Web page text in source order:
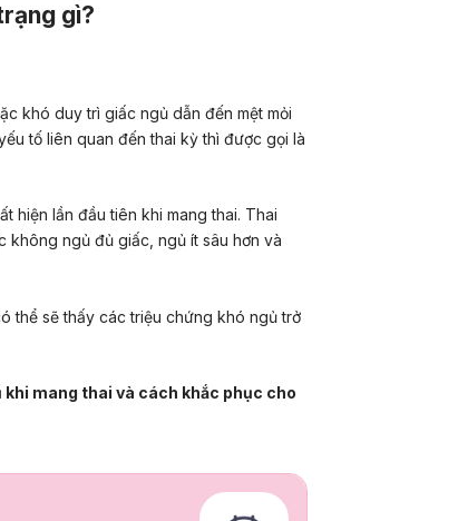
gì?
khó duy trì giấc ngủ dẫn đến mệt mỏi
tố liên quan đến thai kỳ thì được gọi là
hiện lần đầu tiên khi mang thai. Thai
không ngủ đủ giấc, ngủ ít sâu hơn và
thể sẽ thấy các triệu chứng khó ngủ trở
khi mang thai và cách khắc phục cho